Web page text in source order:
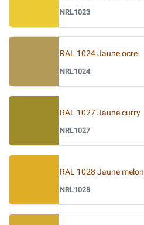
NRL1023
RAL 1024 Jaune ocre
NRL1024
RAL 1027 Jaune curry
NRL1027
RAL 1028 Jaune melon
NRL1028